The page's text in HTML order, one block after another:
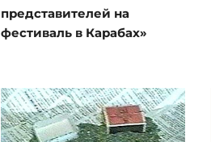
представителей на
фестиваль в Карабах»